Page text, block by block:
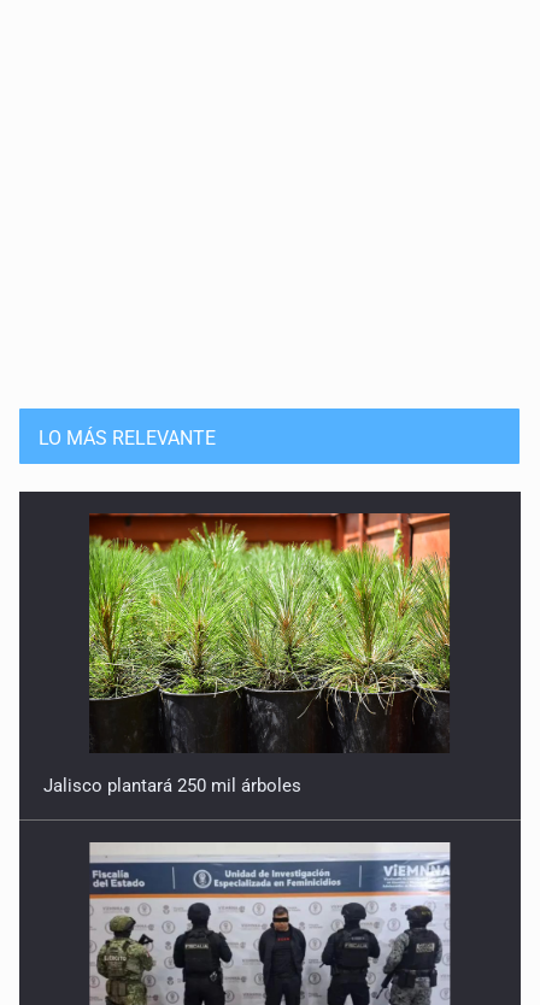
LO MÁS RELEVANTE
Jalisco plantará 250 mil árboles